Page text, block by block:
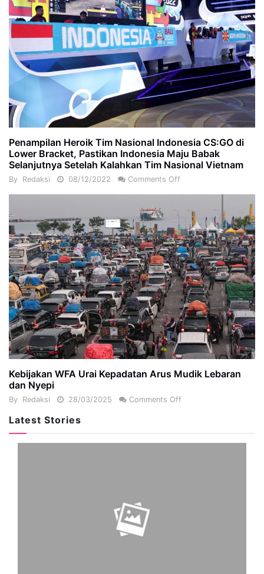
Penampilan Heroik Tim Nasional Indonesia CS:GO di
Lower Bracket, Pastikan Indonesia Maju Babak
Selanjutnya Setelah Kalahkan Tim Nasional Vietnam
By Redaksi 08/12/2022 Comments Off
Kebijakan WFA Urai Kepadatan Arus Mudik Lebaran
dan Nyepi
By Redaksi 28/03/2025 Comments Off
Latest Stories